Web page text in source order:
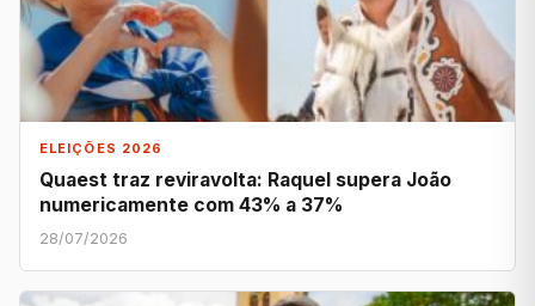
ELEIÇÕES 2026
Quaest traz reviravolta: Raquel supera João
numericamente com 43% a 37%
28/07/2026